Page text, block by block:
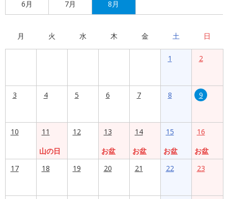
6月 7月 8月
月 火 水 木 金 土 日
1 2
3 4 5 6 7 8 9
10
11
山の日
12
13
お盆
14
お盆
15
お盆
16
お盆
17
18 19 20 21 22 23